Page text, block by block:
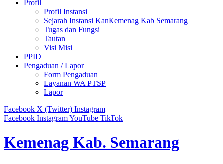
Profil
Profil Instansi
Sejarah Instansi KanKemenag Kab Semarang
Tugas dan Fungsi
Tautan
Visi Misi
PPID
Pengaduan / Lapor
Form Pengaduan
Layanan WA PTSP
Lapor
Facebook X (Twitter) Instagram
Facebook InstagramYouTube TikTok
Kemenag Kab. Semarang